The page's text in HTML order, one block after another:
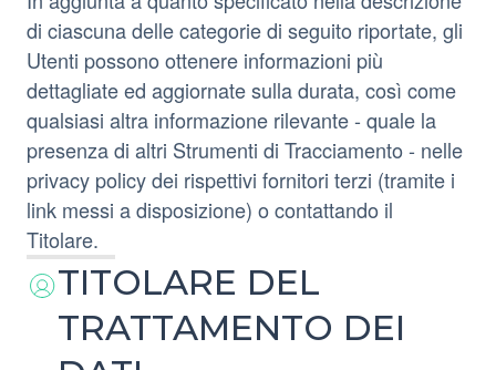
di ciascuna delle categorie di seguito riportate, gli
Utenti possono ottenere informazioni più
dettagliate ed aggiornate sulla durata, così come
qualsiasi altra informazione rilevante - quale la
presenza di altri Strumenti di Tracciamento - nelle
privacy policy dei rispettivi fornitori terzi (tramite i
link messi a disposizione) o contattando il
Titolare.
TITOLARE DEL
TRATTAMENTO DEI